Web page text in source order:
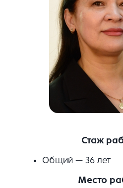
Стаж
Общий — 36 лет
Место